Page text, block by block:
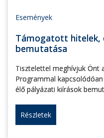
Események
Támogatott hitelek,
bemutatása
Tisztelettel meghívjuk Önt
Programmal
élő pályázati kiírások
Részletek